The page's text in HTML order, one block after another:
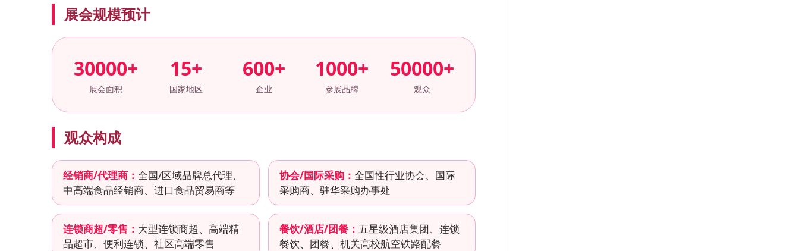
展会规模预计
30000+
展会面积
15+
国家地区
600+
企业
1000+
参展品牌
50000+
观众
观众构成
经销商/代理商： 全国/区域品牌总代理、
中高端食品经销商、进口食品贸易商等
协会/国际采购： 全国性行业协会、国际
采购商、驻华采购办事处
连锁商超/零售： 大型连锁商超、高端精
品超市、便利连锁、社区高端零售
餐饮/酒店/团餐： 五星级酒店集团、连锁
餐饮、团餐、机关高校航空铁路配餐